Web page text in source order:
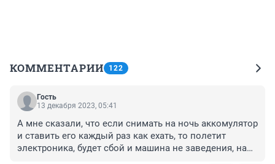
КОММЕНТАРИИ 122
Гость
13 декабря 2023, 05:41
А мне сказали, что если снимать на ночь аккомулятор
и ставить его каждый раз как ехать, то полетит
электроника, будет сбой и машина не заведения, надо